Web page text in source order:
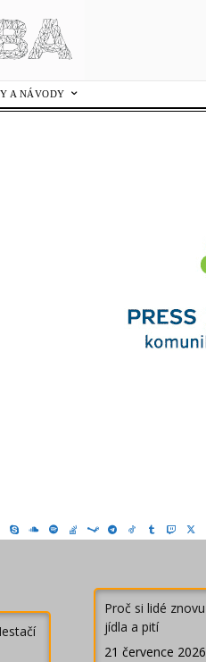
A NÁVODY
Proč si lidé
jídla a pití
21 července 2026